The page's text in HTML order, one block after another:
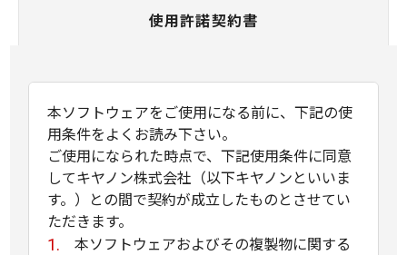
使用許諾契約書
本ソフトウェアをご使用になる前に、下記の使
用条件をよくお読み下さい。
ご使用になられた時点で、下記使用条件に同意
してキヤノン株式会社（以下キヤノンといいま
す。）との間で契約が成立したものとさせてい
ただきます。
本ソフトウェアおよびその複製物に関する